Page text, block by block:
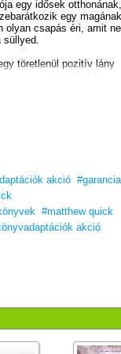
egy idősek otthonának,
egy magának
olyan csapás éri, amit
süllyed.
töretlenül pozitív lány
sorscsapásokkal és a
készített filmet.
Journal
végigolvastam a
végig lekötötte a
akció #garancia
#matthew quick
akció